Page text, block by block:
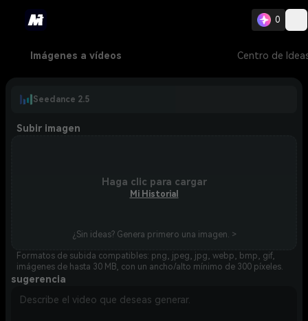
0
Imágenes a vídeos Centro de
Seedance 2.5
Subir imagen
Haga clic para cargar
Mi Historial
¿Sin ideas? Genera primero una imagen. >
Formatos de subida compatibles: png, jpeg, jpg, webp, bmp, gif,
imágenes de hasta 30 MB, con un ancho/alto mínimo de 300 píxeles.
sugerencia